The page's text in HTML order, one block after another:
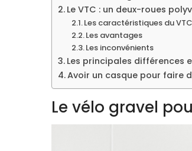
Le VTC : un deux-roues
Les caractéristiques du VTC
Les avantages
Les inconvénients
Les principales différences
Avoir un casque pour faire
Le vélo gravel